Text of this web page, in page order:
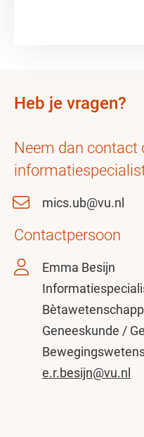
Heb je vragen?
Neem dan contact
mics.ub@vu.nl
Contactpersoon
Emma Besijn
Geneeskunde /
e.r.besijn@vu.nl